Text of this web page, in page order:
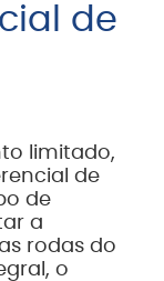
de
limitado,
de
de
a
rodas do
o